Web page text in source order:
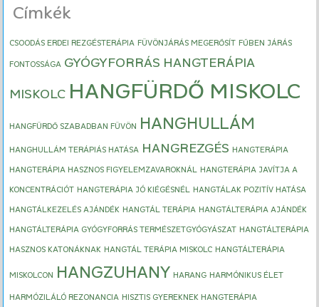
Címkék
CSOODÁS ERDEI REZGÉSTERÁPIA FÜVÖNJÁRÁS MEGERŐSÍT FŰBEN JÁRÁS
FONTOSSÁGA GYÓGYFORRÁS HANGTERÁPIA
MISKOLC HANGFÜRDŐ MISKOLC
HANGFÜRDŐ SZABADBAN FÜVÖN HANGHULLÁM
HANGHULLÁM TERÁPIÁS HATÁSA HANGREZGÉS HANGTERÁPIA
HANGTERÁPIA HASZNOS FIGYELEMZAVAROKNÁL
HANGTERÁPIA JAVÍTJA A
KONCENTRÁCIÓT HANGTERÁPIA JÓ KIÉGÉSNÉL
HANGTÁLAK POZITÍV HATÁSA
HANGTÁLKEZELÉS AJÁNDÉK HANGTÁL TERÁPIA HANGTÁLTERÁPIA AJÁNDÉK
HANGTÁLTERÁPIA GYÓGYFORRÁS TERMÉSZETGYÓGYÁSZAT HANGTÁLTERÁPIA
HASZNOS KATONÁKNAK HANGTÁL TERÁPIA MISKOLC HANGTÁLTERÁPIA
MISKOLCON HANGZUHANY HARANG HARMÓNIKUS ÉLET
HARMÓZILÁLÓ REZONANCIA HISZTIS GYEREKNEK HANGTERÁPIA